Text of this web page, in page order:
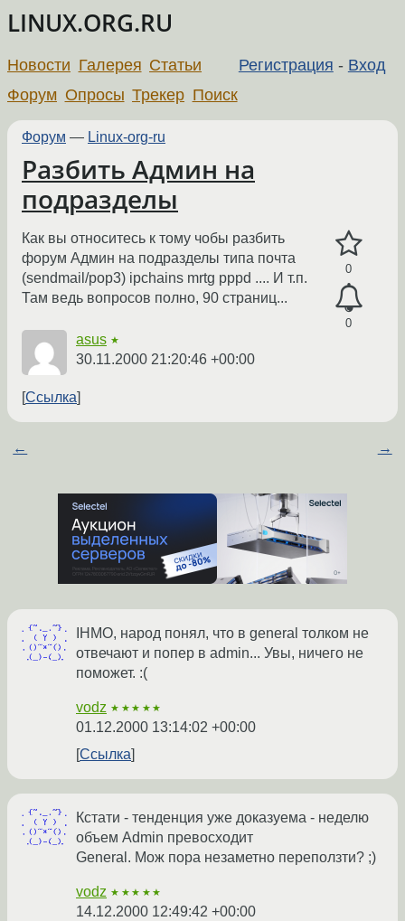
LINUX.ORG.RU
Регистрация - Вход
Новости Галерея Статьи
Форум Опросы Трекер Поиск
Форум — Linux-org-ru
Разбить Админ на
подразделы
0
0
Как вы относитесь к тому чобы разбить
форум Админ на подразделы типа почта
(sendmail/pop3) ipchains mrtg pppd .... И т.п.
Там ведь вопросов полно, 90 страниц...
asus ★
30.11.2000 21:20:46 +00:00
Ссылка
← →
IHMO, народ понял, что в general толком не
отвечают и попер в admin... Увы, ничего не
поможет. :(
vodz ★★★★★
01.12.2000 13:14:02 +00:00
Ссылка
Кстати - тенденция уже доказуема - неделю
объем Admin превосходит
General. Мож пора незаметно переползти? ;)
vodz ★★★★★
14.12.2000 12:49:42 +00:00